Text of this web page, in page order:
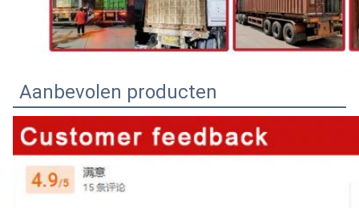
Aanbevolen producten